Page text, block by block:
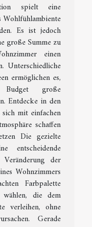
spielt eine
Wohlfühlambiente
Es ist jedoch
große Summe zu
einen
Unterschiedliche
ermöglichen es,
große
Entdecke in den
mit einfachen
schaffen
Die gezielte
entscheidende
der
Wohnzimmers
Farbpalette
die dem
verleihen, ohne
Gerade